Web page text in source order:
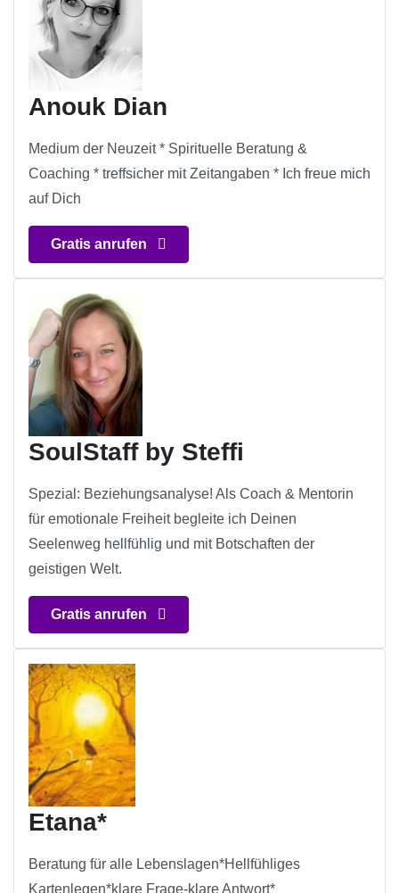
Anouk Dian
Medium der Neuzeit * Spirituelle Beratung &
Coaching * treffsicher mit Zeitangaben * Ich freue mich
auf Dich
Gratis anrufen
SoulStaff by Steffi
Spezial: Beziehungsanalyse! Als Coach & Mentorin
für emotionale Freiheit begleite ich Deinen
Seelenweg hellfühlig und mit Botschaften der
geistigen Welt.
Gratis anrufen
Etana*
Beratung für alle Lebenslagen*Hellfühliges
Kartenlegen*klare Frage-klare Antwort*